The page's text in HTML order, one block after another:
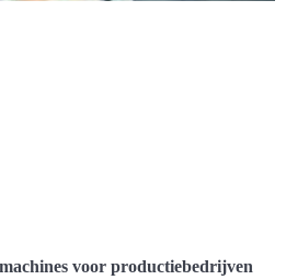
voor productiebedrijven